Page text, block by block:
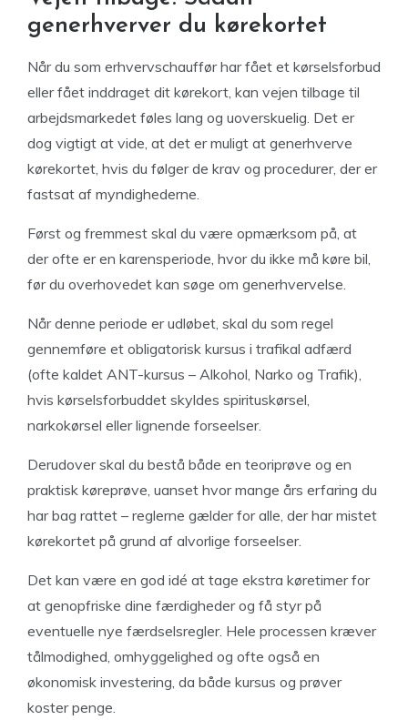
generhverver du kørekortet
Når du som erhvervschauffør har fået et kørselsforbud
eller fået inddraget dit kørekort, kan vejen tilbage til
arbejdsmarkedet føles lang og uoverskuelig. Det er
dog vigtigt at vide, at det er muligt at generhverve
kørekortet, hvis du følger de krav og procedurer, der er
fastsat af myndighederne.
Først og fremmest skal du være opmærksom på, at
der ofte er en karensperiode, hvor du ikke må køre bil,
før du overhovedet kan søge om generhvervelse.
Når denne periode er udløbet, skal du som regel
gennemføre et obligatorisk kursus i trafikal adfærd
(ofte kaldet ANT-kursus – Alkohol, Narko og Trafik),
hvis kørselsforbuddet skyldes spirituskørsel,
narkokørsel eller lignende forseelser.
Derudover skal du bestå både en teoriprøve og en
praktisk køreprøve, uanset hvor mange års erfaring du
har bag rattet – reglerne gælder for alle, der har mistet
kørekortet på grund af alvorlige forseelser.
Det kan være en god idé at tage ekstra køretimer for
at genopfriske dine færdigheder og få styr på
eventuelle nye færdselsregler. Hele processen kræver
tålmodighed, omhyggelighed og ofte også en
økonomisk investering, da både kursus og prøver
koster penge.